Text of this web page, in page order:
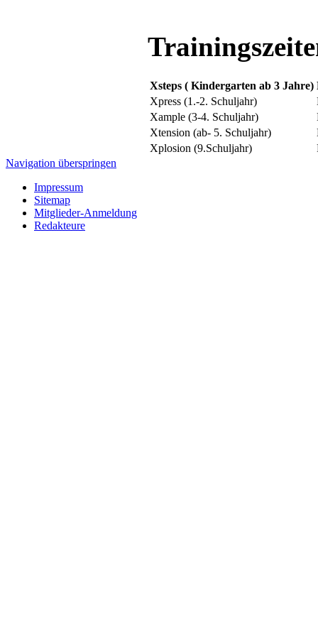
Xsteps ( Kindergarten ab 3 Jahre)
Xpress (1.-2. Schuljahr)
Xample (3-4. Schuljahr)
Xtension (ab- 5. Schuljahr)
Xplosion (9.Schuljahr)
Navigation überspringen
Impressum
Sitemap
Mitglieder-Anmeldung
Redakteure